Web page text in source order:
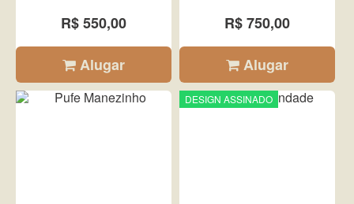
R$ 550,00
Alugar
R$ 750,00
Alugar
DESIGN ASSINADO